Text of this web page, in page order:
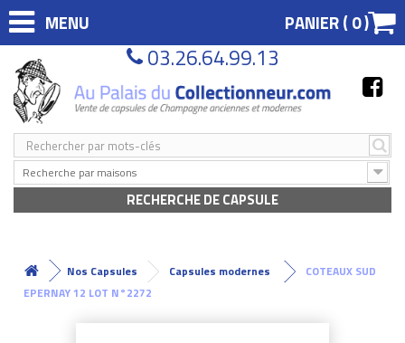
MENU PANIER (0)
03.26.64.99.13
Recherche par maisons
RECHERCHE DE CAPSULE
Nos Capsules Capsules modernes
COTEAUX SUD
EPERNAY 12 LOT N°2272